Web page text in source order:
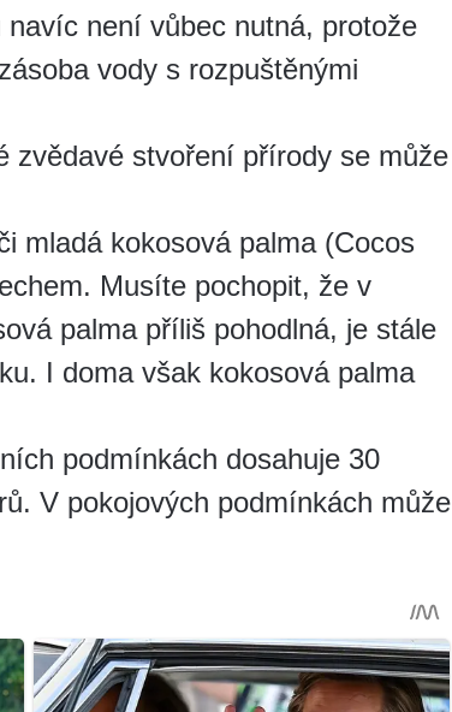
není vůbec nutná, protože
vody s rozpuštěnými
zvědavé stvoření přírody se může
mladá kokosová palma (Cocos
Musíte pochopit, že v
palma příliš pohodlná, je stále
I doma však kokosová palma
podmínkách dosahuje 30
V pokojových podmínkách může